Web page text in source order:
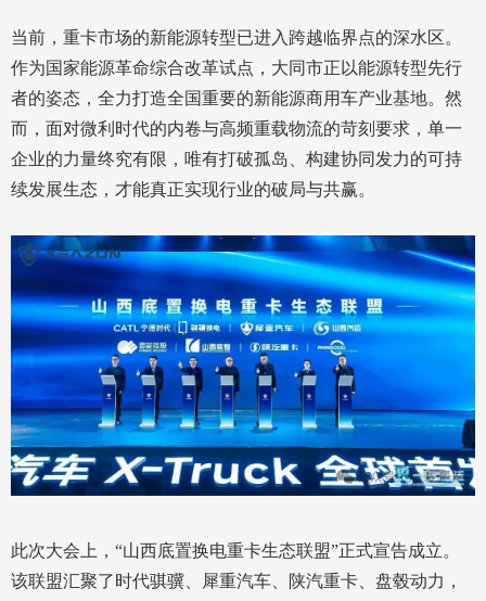
当前，重卡市场的新能源转型已进入跨越临界点的深水区。
作为国家能源革命综合改革试点，大同市正以能源转型先行
者的姿态，全力打造全国重要的新能源商用车产业基地。然
而，面对微利时代的内卷与高频重载物流的苛刻要求，单一
企业的力量终究有限，唯有打破孤岛、构建协同发力的可持
续发展生态，才能真正实现行业的破局与共赢。
此次大会上，“山西底置换电重卡生态联盟”正式宣告成立。
该联盟汇聚了时代骐骥、犀重汽车、陕汽重卡、盘毂动力，